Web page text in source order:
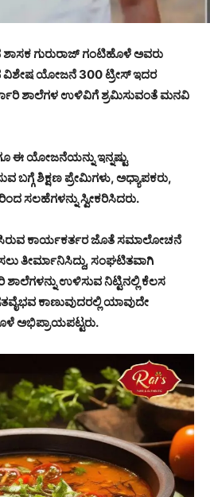
ಶಾಸಕ ಗುರುರಾಜ್ ಗಂಟಿಹೊಳೆ ಅವರು
ವಿಶೇಷ ಯೋಜನೆ 300 ಟ್ರೀಸ್ ಇದರ
ಶಾಲೆಗಳ ಉಳಿವಿಗೆ ಶ್ರಮಿಸುವಂತೆ ಮನವಿ
ಈ ಯೋಜನೆಯನ್ನು ಇನ್ನಷ್ಟು
ಶಿಕ್ಷಣ ಪ್ರೇಮಿಗಳು, ಅಧ್ಯಾಪಕರು,
ಸಲಹೆಗಳನ್ನು ಸ್ವೀಕರಿಸಿದರು.
ಕಾರ್ಯಕರ್ತರ ಜೊತೆ ಸಮಾಲೋಚನೆ
ತೀರ್ಮಾನಿಸಿದ್ದು, ಸಂಘಟಿತವಾಗಿ
ಉಳಿಸುವ ನಿಟ್ಟಿನಲ್ಲಿ ಕೆಲಸ
ಕಾಣುವುದರಲ್ಲಿ ಯಾವುದೇ
ಅಭಿಪ್ರಾಯಪಟ್ಟರು.